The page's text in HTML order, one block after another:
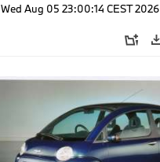
Wed Aug 05 23:00:14 CEST 2026